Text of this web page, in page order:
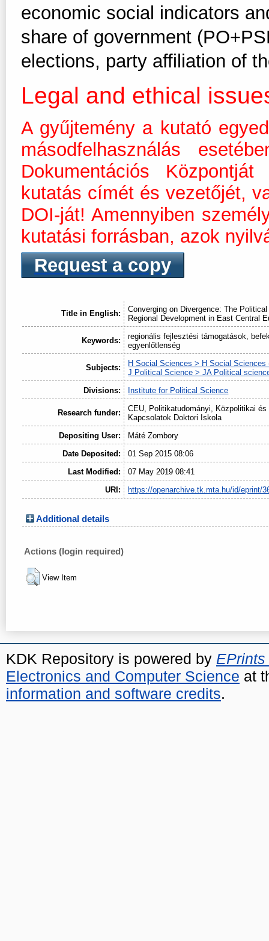
economic social indicators
share of government
elections, party affiliation of
Legal and ethical
A gyűjtemény a kutató
másodfelhasználás
Dokumentációs
kutatás címét és vezetőjét,
DOI-ját! Amennyiben
kutatási forrásban, azok
Request a copy
Title in English:
Converging on Divergence: The
Regional Development in East Central
Keywords:
regionális fejlesztési támogatások,
egyenlőtlenség
Subjects:
H Social Sciences > H Social Sciences
J Political Science > JA Political
Divisions:
Institute for Political Science
Research funder:
CEU, Politikatudományi, Közpolitikai
Kapcsolatok Doktori Iskola
Depositing User:
Máté Zombory
Date Deposited:
01 Sep 2015 08:06
Last Modified:
07 May 2019 08:41
URI:
https://openarchive.tk.mta.hu/id/eprint/
Additional details
Actions (login required)
View Item
KDK Repository is powered by EPrints
Electronics and Computer Science at
information and software credits.